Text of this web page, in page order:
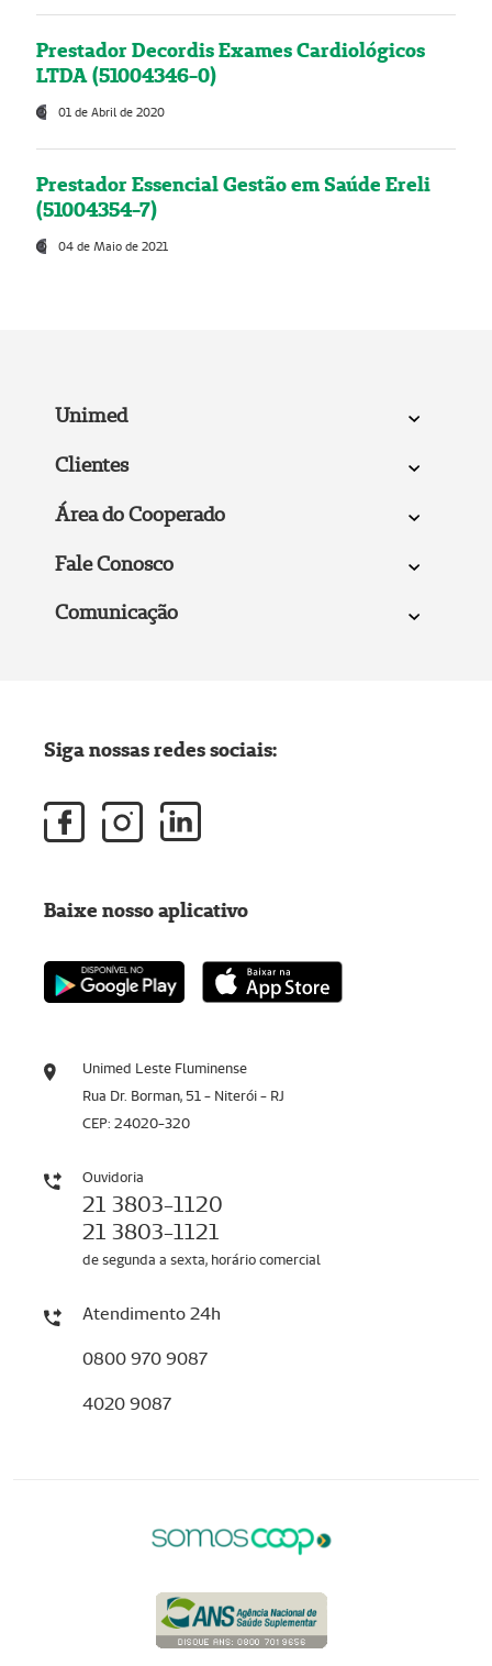
Prestador Decordis Exames Cardiológicos
LTDA (51004346-0)
01 de Abril de 2020
Prestador Essencial Gestão em Saúde Ereli
(51004354-7)
04 de Maio de 2021
Unimed
Clientes
Área do Cooperado
Fale Conosco
Comunicação
Unimed Leste Fluminense
Rua Dr. Borman, 51 - Niterói - RJ
CEP: 24020-320
Ouvidoria
21 3803-1120
21 3803-1121
de segunda a sexta, horário comercial
Atendimento 24h
0800 970 9087
4020 9087
Siga nossas redes sociais:
Baixe nosso aplicativo